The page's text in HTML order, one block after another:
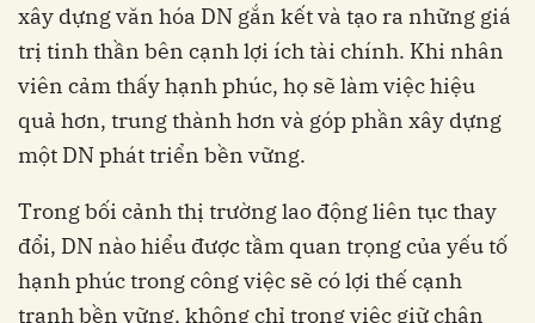
xây dựng văn hóa DN gắn kết và tạo ra những giá
trị tinh thần bên cạnh lợi ích tài chính. Khi nhân
viên cảm thấy hạnh phúc, họ sẽ làm việc hiệu
quả hơn, trung thành hơn và góp phần xây dựng
một DN phát triển bền vững.
Trong bối cảnh thị trường lao động liên tục thay
đổi, DN nào hiểu được tầm quan trọng của yếu tố
hạnh phúc trong công việc sẽ có lợi thế cạnh
tranh bền vững, không chỉ trong việc giữ chân